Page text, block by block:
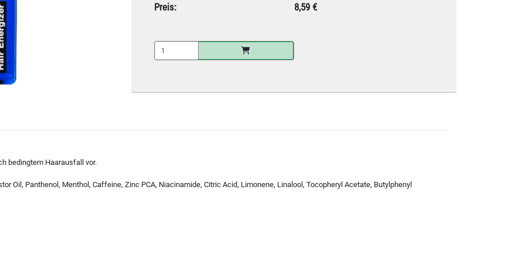
Preis: 8,59 €
bedingtem Haarausfall vor.
Oil, Panthenol, Menthol, Caffeine, Zinc PCA, Niacinamide, Citric Acid, Limonene, Linalool, Tocopheryl Acetate, Butylphenyl